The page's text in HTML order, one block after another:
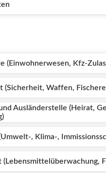
(Einwohnerwesen, Kfz-
(Sicherheit, Waffen,
Ausländerstelle (Heirat,
, Klima-,
(Lebensmittelüberwachung,